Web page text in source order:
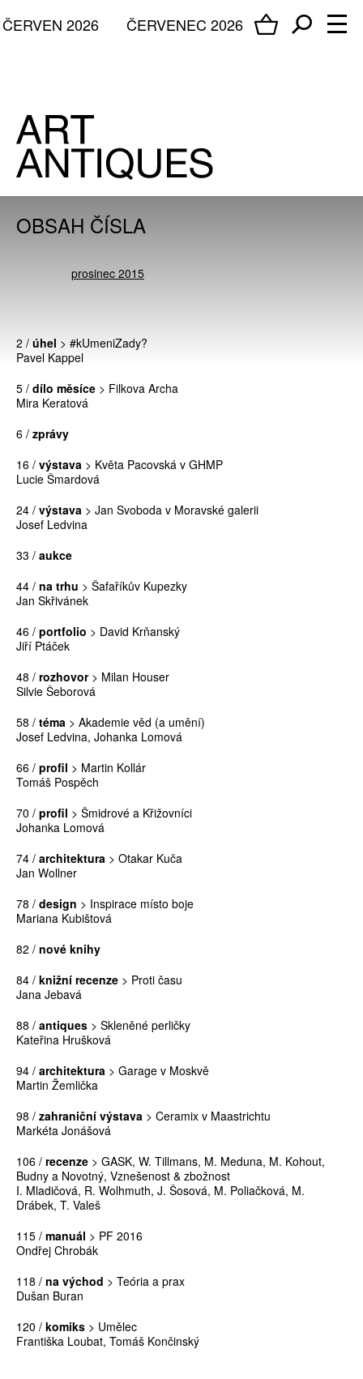
ČERVENEC 2026
ČERVEN 2026
OBSAH ČÍSLA
prosinec 2015
2 / úhel > #kUmeniZady?
Pavel Kappel
5 / dílo měsíce > Filkova Archa
Mira Keratová
6 / zprávy
16 / výstava > Květa Pacovská v GHMP
Lucie Šmardová
24 / výstava > Jan Svoboda v Moravské galerii
Josef Ledvina
33 / aukce
44 / na trhu > Šafaříkův Kupezky
Jan Skřivánek
46 / portfolio > David Krňanský
Jiří Ptáček
48 / rozhovor> Milan Houser
Silvie Šeborová
58 / téma > Akademie věd (a umění)
Josef Ledvina, Johanka Lomová
66 / profil > Martin Kollár
Tomáš Pospěch
70 / profil > Šmidrové a Křižovníci
Johanka Lomová
74 / architektura > Otakar Kuča
Jan Wollner
78 / design > Inspirace místo boje
Mariana Kubištová
82 / nové knihy
84 / knižní recenze > Proti času
Jana Jebavá
88 / antiques > Skleněné perličky
Kateřina Hrušková
94 / architektura > Garage v Moskvě
Martin Žemlička
98 / zahraniční výstava > Ceramix v Maastrichtu
Markéta Jonášová
106 / recenze > GASK, W. Tillmans, M. Meduna, M. Kohout,
Budny a Novotný, Vznešenost & zbožnost
I. Mladičová, R. Wolhmuth, J. Šosová, M. Poliačková, M.
Drábek, T. Valeš
115 / manuál > PF 2016
Ondřej Chrobák
118 / na východ > Teória a prax
Dušan Buran
120 / komiks > Umělec
Františka Loubat, Tomáš Končinský